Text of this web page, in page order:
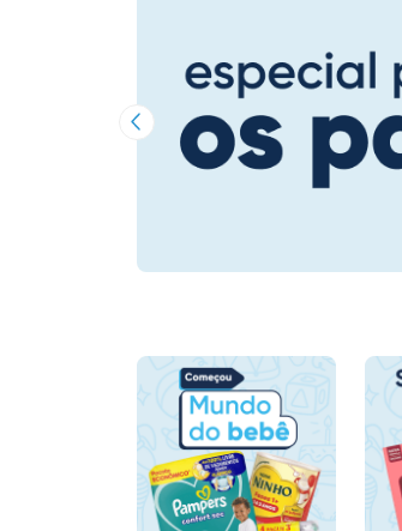
Imagem Anterior